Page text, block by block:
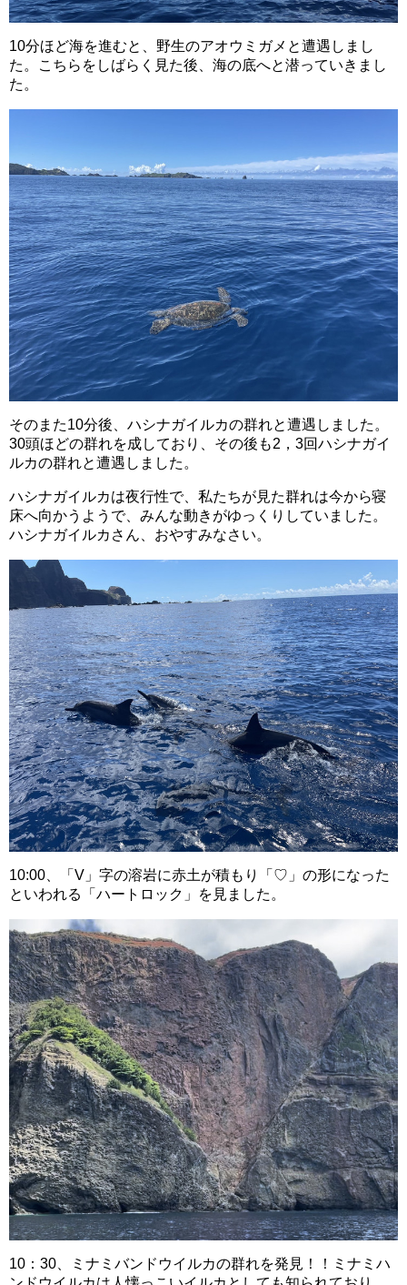
10分ほど海を進むと、野生のアオウミガメと遭遇しまし
た。こちらをしばらく見た後、海の底へと潜っていきまし
た。
そのまた10分後、ハシナガイルカの群れと遭遇しました。
30頭ほどの群れを成しており、その後も2，3回ハシナガイ
ルカの群れと遭遇しました。
ハシナガイルカは夜行性で、私たちが見た群れは今から寝
床へ向かうようで、みんな動きがゆっくりしていました。
ハシナガイルカさん、おやすみなさい。
10:00、「V」字の溶岩に赤土が積もり「♡」の形になった
といわれる「ハートロック」を見ました。
10：30、ミナミバンドウイルカの群れを発見！！ミナミハ